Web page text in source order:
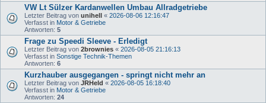
VW Lt Sülzer Kardanwellen Umbau Allradgetriebe
Letzter Beitrag von unihell « 2026-08-06 12:16:47
Verfasst in Motor & Getriebe
Antworten: 5
Frage zu Speedi Sleeve - Erledigt
Letzter Beitrag von 2brownies « 2026-08-05 21:16:13
Verfasst in Sonstige Technik-Themen
Antworten: 6
Kurzhauber ausgegangen - springt nicht mehr an
Letzter Beitrag von JRHeld « 2026-08-05 16:18:40
Verfasst in Motor & Getriebe
Antworten: 24